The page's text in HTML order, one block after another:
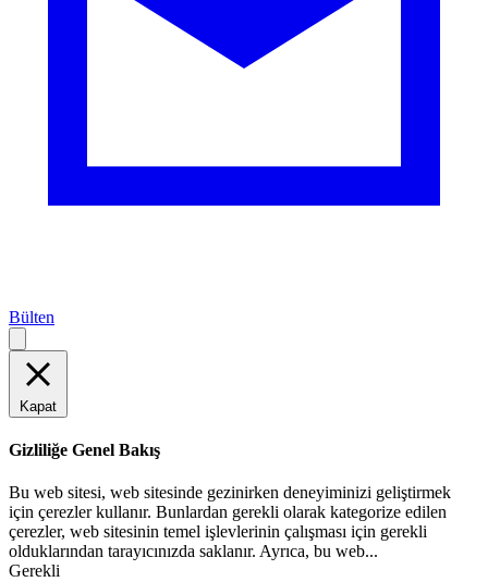
Bülten
Kapat
Gizliliğe Genel Bakış
Bu web sitesi, web sitesinde gezinirken deneyiminizi geliştirmek
için çerezler kullanır. Bunlardan gerekli olarak kategorize edilen
çerezler, web sitesinin temel işlevlerinin çalışması için gerekli
olduklarından tarayıcınızda saklanır. Ayrıca, bu web...
Gerekli